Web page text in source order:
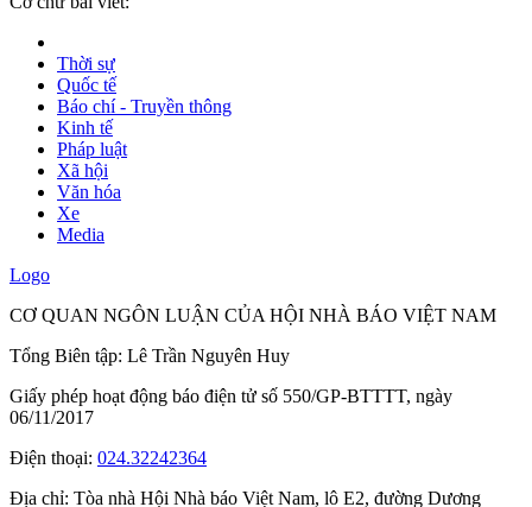
Thời sự
Quốc tế
Báo chí - Truyền thông
Kinh tế
Pháp luật
Xã hội
Văn hóa
Xe
Media
Logo
CƠ QUAN NGÔN LUẬN CỦA HỘI NHÀ BÁO VIỆT NAM
Tổng Biên tập: Lê Trần Nguyên Huy
Giấy phép hoạt động báo điện tử số 550/GP-BTTTT, ngày
06/11/2017
Điện thoại: 024.32242364
Địa chỉ: Tòa nhà Hội Nhà báo Việt Nam, lô E2, đường Dương